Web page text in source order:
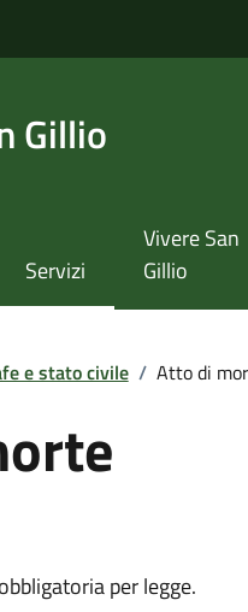
Gillio
Servizi
Vivere San
Gillio
e stato civile / Atto di
per legge.